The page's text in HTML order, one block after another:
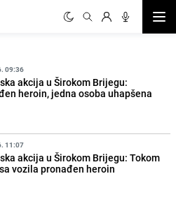
09:36
akcija u Širokom Brijegu:
heroin, jedna osoba uhapšena
11:07
akcija u Širokom Brijegu: Tokom
vozila pronađen heroin